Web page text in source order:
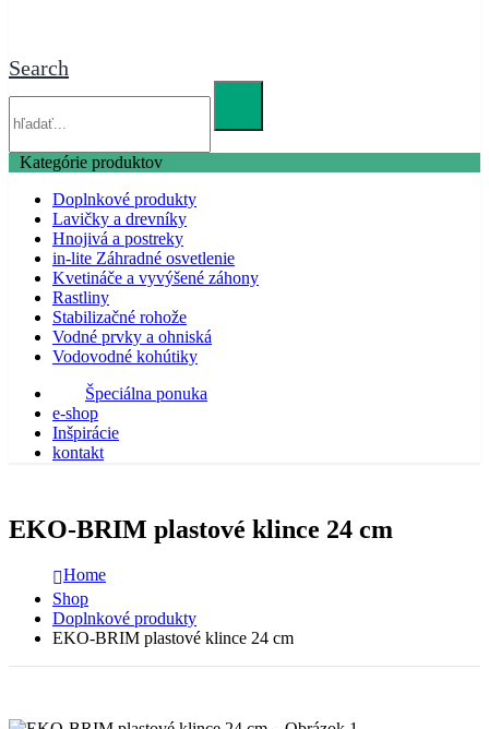
Search
Kategórie produktov
Doplnkové produkty
Lavičky a drevníky
Hnojivá a postreky
in-lite Záhradné osvetlenie
Kvetináče a vyvýšené záhony
Rastliny
Stabilizačné rohože
Vodné prvky a ohniská
Vodovodné kohútiky
Špeciálna ponuka
e-shop
Inšpirácie
kontakt
EKO-BRIM plastové klince 24 cm
Home
Shop
Doplnkové produkty
EKO-BRIM plastové klince 24 cm